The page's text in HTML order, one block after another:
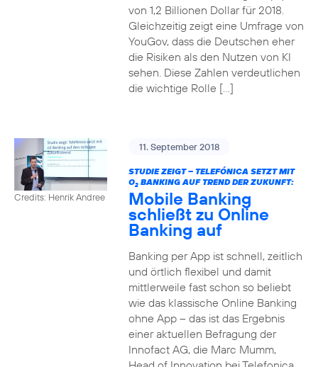
von 1,2 Billionen Dollar für 2018.
Gleichzeitig zeigt eine Umfrage von
YouGov, dass die Deutschen eher
die Risiken als den Nutzen von KI
sehen. Diese Zahlen verdeutlichen
die wichtige Rolle […]
Credits: Henrik Andree
11. September 2018
STUDIE ZEIGT – TELEFÓNICA SETZT MIT
O2BANKING AUF TREND DER ZUKUNFT:
Mobile Banking
schließt zu Online
Banking auf
Banking per App ist schnell, zeitlich
und örtlich flexibel und damit
mittlerweile fast schon so beliebt
wie das klassische Online Banking
ohne App – das ist das Ergebnis
einer aktuellen Befragung der
Innofact AG, die Marc Mumm,